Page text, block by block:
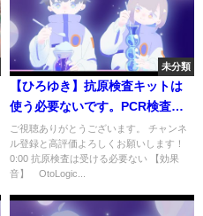
未分類
【ひろゆき】抗原検査キットは
使う必要ないです。PCR検査と
の違いを解説します。【切り抜
き/抗原検査キット/PCR検査/コロ
ナ/ペン】
ご視聴ありがとうございます。 チャンネ
ル登録と高評価よろしくお願いします！
0:00 抗原検査は受ける必要ない 【効果
音】 OtoLogic...